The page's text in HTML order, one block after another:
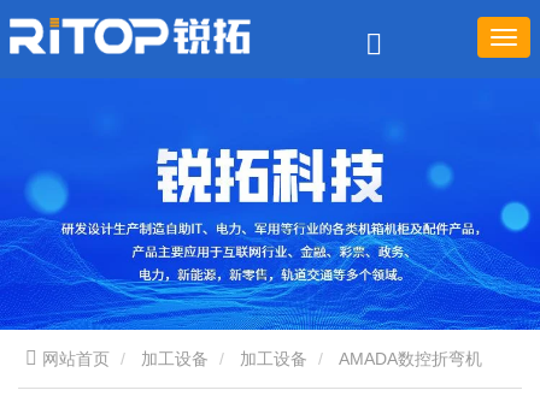
网站首页 加工设备 加工设备 AMADA数控折弯机